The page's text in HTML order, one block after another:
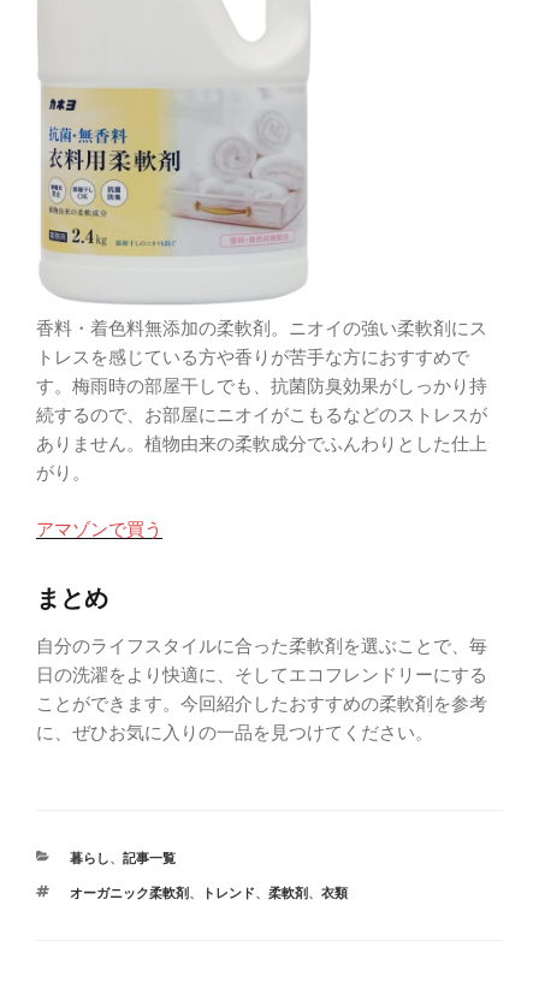
香料・着色料無添加の柔軟剤。ニオイの強い柔軟剤にス
トレスを感じている方や香りが苦手な方におすすめで
す。梅雨時の部屋干しでも、抗菌防臭効果がしっかり持
続するので、お部屋にニオイがこもるなどのストレスが
ありません。植物由来の柔軟成分でふんわりとした仕上
がり。
アマゾンで買う
まとめ
自分のライフスタイルに合った柔軟剤を選ぶことで、毎
日の洗濯をより快適に、そしてエコフレンドリーにする
ことができます。今回紹介したおすすめの柔軟剤を参考
に、ぜひお気に入りの一品を見つけてください。
暮らし、 記事一覧
オーガニック柔軟剤 、 トレンド、 柔軟剤 、 衣類